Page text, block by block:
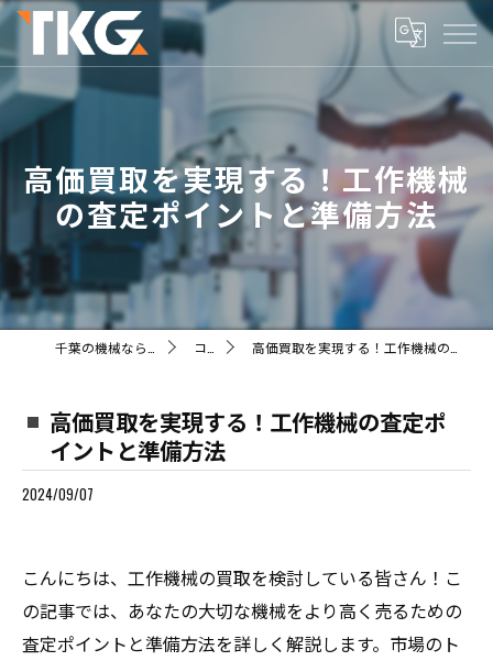
高価買取を実現する！工作機械
の査定ポイントと準備方法
コラム 高価買取を実現する！工作機械の査定ポイントと準備方法
高価買取を実現する！工作機械の査定ポ
イントと準備方法
2024/09/07
こんにちは、工作機械の買取を検討している皆さん！こ
の記事では、あなたの大切な機械をより高く売るための
査定ポイントと準備方法を詳しく解説します。市場のト